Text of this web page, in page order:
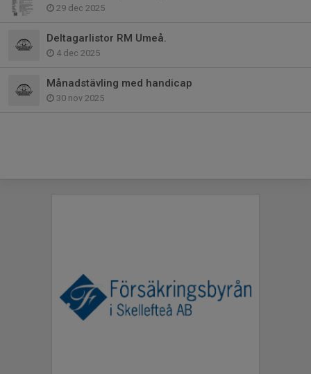
29 dec 2025
Deltagarlistor RM Umeå.
4 dec 2025
Månadstävling med handicap
30 nov 2025